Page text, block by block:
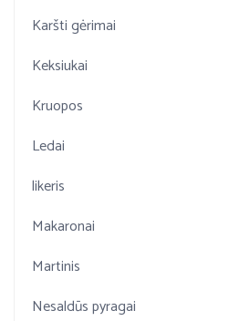
Karšti gėrimai
Keksiukai
Kruopos
Ledai
likeris
Makaronai
Martinis
Nesaldūs pyragai